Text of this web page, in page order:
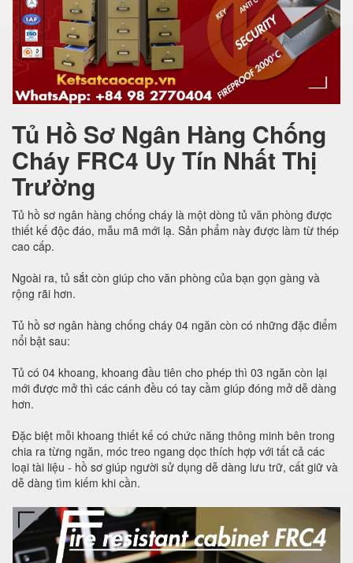
Tủ Hồ Sơ Ngân Hàng Chống
Cháy FRC4 Uy Tín Nhất Thị
Trường
Tủ hồ sơ ngân hàng chống cháy là một dòng tủ văn phòng được
thiết kế độc đáo, mẫu mã mới lạ. Sản phẩm này được làm từ thép
cao cấp.
Ngoài ra, tủ sắt còn giúp cho văn phòng của bạn gọn gàng và
rộng rãi hơn.
Tủ hồ sơ ngân hàng chống cháy 04 ngăn còn có những đặc điểm
nổi bật sau:
Tủ có 04 khoang, khoang đầu tiên cho phép thì 03 ngăn còn lại
mới được mở thì các cánh đều có tay cầm giúp đóng mở dễ dàng
hơn.
Đặc biệt mỗi khoang thiết kế có chức năng thông minh bên trong
chia ra từng ngăn, móc treo ngang dọc thích hợp với tất cả các
loại tài liệu - hồ sơ giúp người sử dụng dễ dàng lưu trữ, cất giữ và
dễ dàng tìm kiếm khi cần.